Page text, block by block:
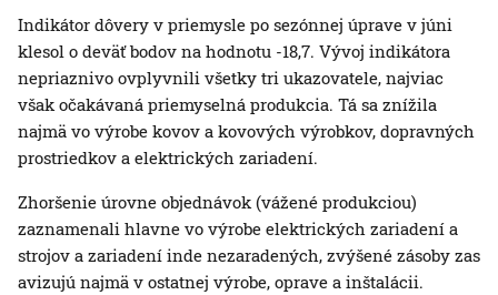
Indikátor dôvery v priemysle po sezónnej úprave v júni
klesol o deväť bodov na hodnotu -18,7. Vývoj indikátora
nepriaznivo ovplyvnili všetky tri ukazovatele, najviac
však očakávaná priemyselná produkcia. Tá sa znížila
najmä vo výrobe kovov a kovových výrobkov, dopravných
prostriedkov a elektrických zariadení.
Zhoršenie úrovne objednávok (vážené produkciou)
zaznamenali hlavne vo výrobe elektrických zariadení a
strojov a zariadení inde nezaradených, zvýšené zásoby zas
avizujú najmä v ostatnej výrobe, oprave a inštalácii.